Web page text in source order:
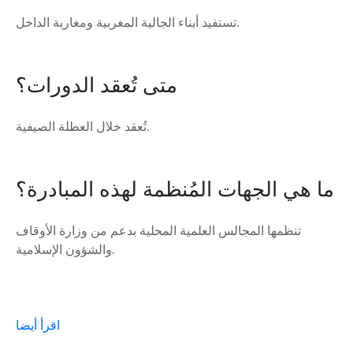
تستفيد أبناء الجالية المغربية ومغاربة الداخل.
متى تُعقد الدورات؟
تُعقد خلال العطلة الصيفية.
ما هي الجهات المُنظمة لهذه المبادرة؟
تنظمها المجالس العلمية المحلية بدعم من وزارة الأوقاف
والشؤون الإسلامية.
اقرأ أيضا